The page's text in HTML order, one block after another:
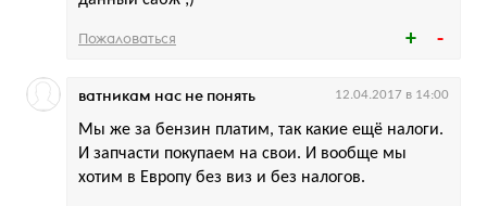
Пожаловаться
Мы же за бензин платим, так какие ещё налоги.
И запчасти покупаем на свои. И вообще мы
хотим в Европу без виз и без налогов.
ватникам нас не понять 12.04.2017 в 14:00